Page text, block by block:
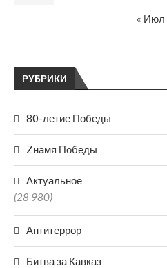
РУБРИКИ
80-летие Победы
Zнамя Победы
Актуальное
(28 980)
Антитеррор
Битва за Кавказ
« Июл